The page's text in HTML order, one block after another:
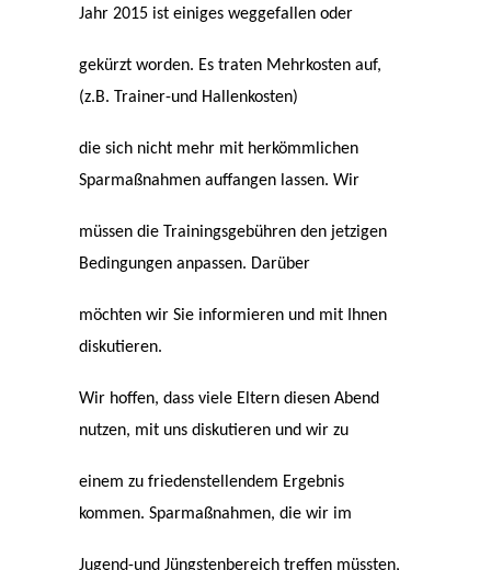
Jahr 2015 ist einiges weggefallen oder
gekürzt worden. Es traten Mehrkosten auf,
(z.B. Trainer-und Hallenkosten)
die sich nicht mehr mit herkömmlichen
Sparmaßnahmen auffangen lassen. Wir
müssen die Trainingsgebühren den jetzigen
Bedingungen anpassen. Darüber
möchten wir Sie informieren und mit Ihnen
diskutieren.
Wir hoffen, dass viele Eltern diesen Abend
nutzen, mit uns diskutieren und wir zu
einem zu friedenstellendem Ergebnis
kommen. Sparmaßnahmen, die wir im
Jugend-und Jüngstenbereich treffen müssten,